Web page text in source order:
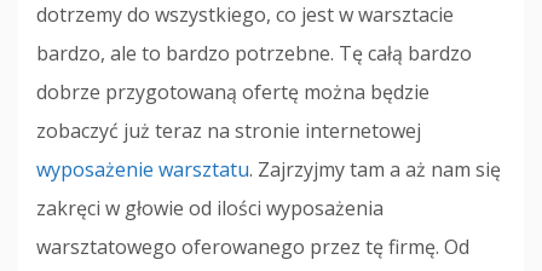
dotrzemy do wszystkiego, co jest w warsztacie
bardzo, ale to bardzo potrzebne. Tę całą bardzo
dobrze przygotowaną ofertę można będzie
zobaczyć już teraz na stronie internetowej
wyposażenie warsztatu. Zajrzyjmy tam a aż nam się
zakręci w głowie od ilości wyposażenia
warsztatowego oferowanego przez tę firmę. Od